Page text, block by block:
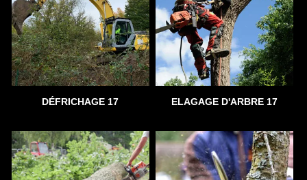
DÉFRICHAGE 17 ELAGAGE D'ARBRE 17